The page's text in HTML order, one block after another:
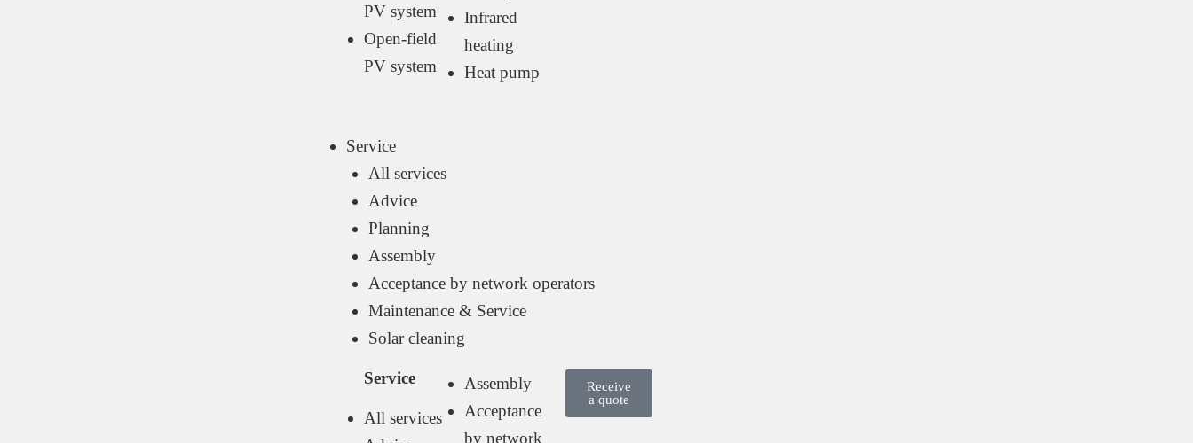
PV system
Open-field
PV system
Infrared
heating
Heat pump
Service
All services
Advice
Planning
Assembly
Acceptance by network operators
Maintenance & Service
Solar cleaning
Service
All services
Assembly
Acceptance
by network
Receive
a quote